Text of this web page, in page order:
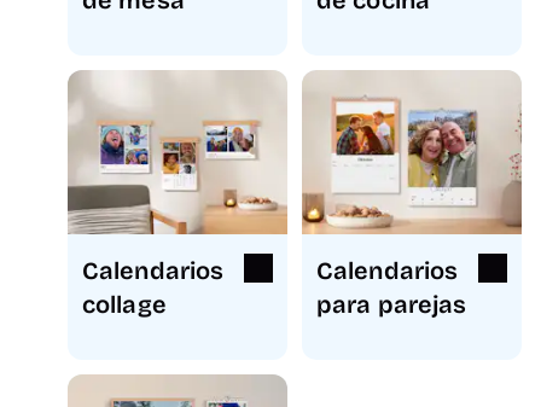
Calendarios
collage
Calendarios
para parejas